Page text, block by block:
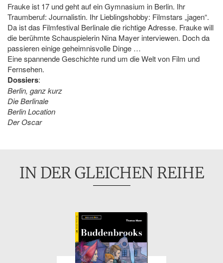
Frauke ist 17 und geht auf ein Gymnasium in Berlin. Ihr
Traumberuf: Journalistin. Ihr Lieblingshobby: Filmstars „jagen“.
Da ist das Filmfestival Berlinale die richtige Adresse. Frauke will
die berühmte Schauspielerin Nina Mayer interviewen. Doch da
passieren einige geheimnisvolle Dinge …
Eine spannende Geschichte rund um die Welt von Film und
Fernsehen.
Dossiers:
Berlin, ganz kurz
Die Berlinale
Berlin Location
Der Oscar
IN DER GLEICHEN REIHE